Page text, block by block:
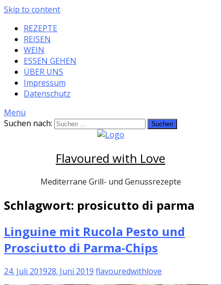
Skip to content
REZEPTE
REISEN
WEIN
ESSEN GEHEN
ÜBER UNS
Impressum
Datenschutz
Menü
Suchen nach:
Flavoured with Love
Mediterrane Grill- und Genussrezepte
Schlagwort: prosicutto di parma
Linguine mit Rucola Pesto und
Prosciutto di Parma-Chips
24. Juli 201928. Juni 2019 flavouredwithlove